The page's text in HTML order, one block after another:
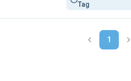
Tag
1